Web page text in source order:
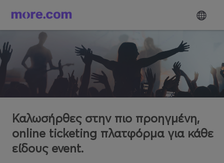
Καλωσήρθες στην πιο προηγμένη,
online ticketing πλατφόρμα για κάθε
είδους event.